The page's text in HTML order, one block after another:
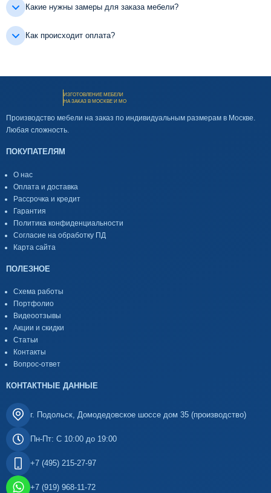
Какие нужны замеры для заказа мебели?
Как происходит оплата?
ИЗГОТОВЛЕНИЕ МЕБЕЛИ
НА ЗАКАЗ В МОСКВЕ И МО
Производство мебели на заказ по индивидуальным размерам в Москве.
Любая сложность.
ПОКУПАТЕЛЯМ
О нас
Оплата и доставка
Рассрочка и кредит
Гарантия
Политика конфиденциальности
Согласие на обработку ПД
Карта сайта
ПОЛЕЗНОЕ
Схема работы
Портфолио
Видеоотзывы
Акции и скидки
Статьи
Контакты
Вопрос-ответ
КОНТАКТНЫЕ ДАННЫЕ
г. Подольск, Домодедовское шоссе дом 35 (производство)
Пн-Пт: С 10:00 до 19:00
+7 (495) 215-27-97
+7 (919) 968-11-72